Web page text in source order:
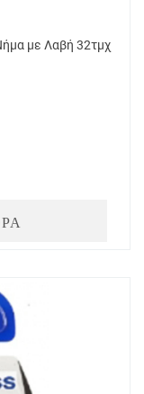
με Λαβή 32τμχ